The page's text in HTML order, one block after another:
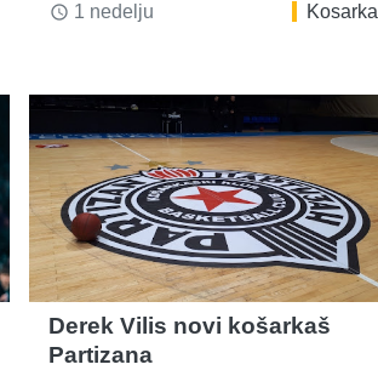
access_time 1 nedelju Kosarka
Derek Vilis novi košarkaš
Partizana